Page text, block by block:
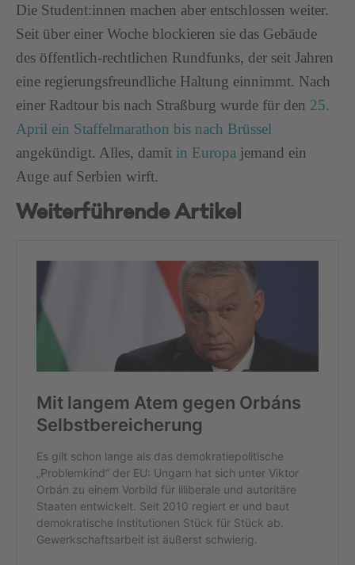
Die Student:innen machen aber entschlossen weiter.
Seit über einer Woche blockieren sie das Gebäude
des öffentlich-rechtlichen Rundfunks, der seit Jahren
eine regierungsfreundliche Haltung einnimmt. Nach
einer Radtour bis nach Straßburg wurde für den 25.
April ein Staffelmarathon bis nach Brüssel
angekündigt. Alles, damit in Europa jemand ein
Auge auf Serbien wirft.
Weiterführende Artikel